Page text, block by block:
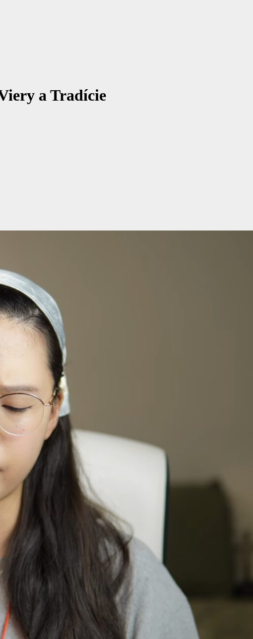
a Tradície